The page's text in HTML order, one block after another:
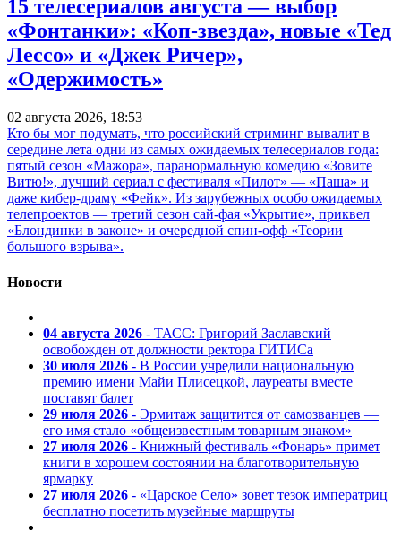
15 телесериалов августа — выбор
«Фонтанки»: «Коп-звезда», новые «Тед
Лессо» и «Джек Ричер»,
«Одержимость»
02 августа 2026, 18:53
Кто бы мог подумать, что российский стриминг вывалит в
середине лета одни из самых ожидаемых телесериалов года:
пятый сезон «Мажора», паранормальную комедию «Зовите
Витю!», лучший сериал с фестиваля «Пилот» — «Паша» и
даже кибер-драму «Фейк». Из зарубежных особо ожидаемых
телепроектов — третий сезон сай-фая «Укрытие», приквел
«Блондинки в законе» и очередной спин-офф «Теории
большого взрыва».
Новости
04 августа 2026 - ТАСС: Григорий Заславский
освобожден от должности ректора ГИТИСа
30 июля 2026 - В России учредили национальную
премию имени Майи Плисецкой, лауреаты вместе
поставят балет
29 июля 2026 - Эрмитаж защитится от самозванцев —
его имя стало «общеизвестным товарным знаком»
27 июля 2026 - Книжный фестиваль «Фонарь» примет
книги в хорошем состоянии на благотворительную
ярмарку
27 июля 2026 - «Царское Село» зовет тезок императриц
бесплатно посетить музейные маршруты